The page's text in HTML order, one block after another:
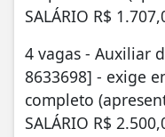
SALÁRIO R$
4 vagas - Auxiliar
8633698] - exige
completo
SALÁRIO R$